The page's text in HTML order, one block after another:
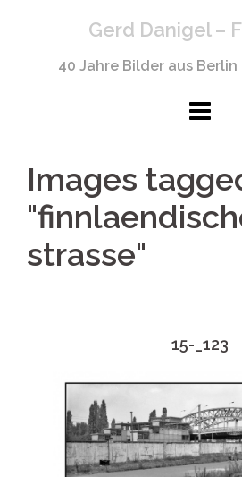
Gerd Danigel –
40 Jahre Bilder aus
Images
strasse"
15-_123